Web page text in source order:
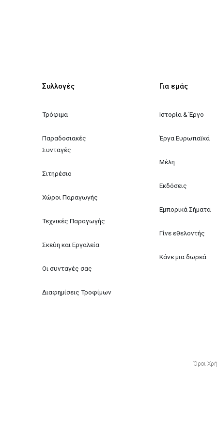
Συλλογές
Τρόφιμα
Παραδοσιακές
Συνταγές
Σιτηρέσιο
Χώροι Παραγωγής
Τεχνικές Παραγωγής
Σκεύη και Εργαλεία
Οι συνταγές σας
Διαφημίσεις Τροφίμων
Για εμάς
Ιστορία & Έργο
Έργα Ευρωπαϊκά
Μέλη
Εκδόσεις
Εμπορικά Σήματα
Γίνε εθελοντής
Κάνε μια δωρεά
Όροι